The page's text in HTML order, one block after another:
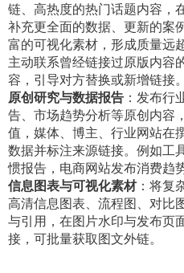
链、高热度的热门话题内容
补充更全面的数据、更新的案
富的可视化素材，形成质量远
主动联系曾经链接过原版内容
容，引导对方替换或新增链接。
原创研究与数据报告 ：发布行
告、市场趋势分析等原创内容
值，媒体、博主、行业网站在
数据并标注来源链接。例如工
惯报告，电商网站发布消费趋
信息图表与可视化素材：将复
高清信息图表、流程图、对比
与引用，在图片水印与发布页
接，可批量获取图文外链。